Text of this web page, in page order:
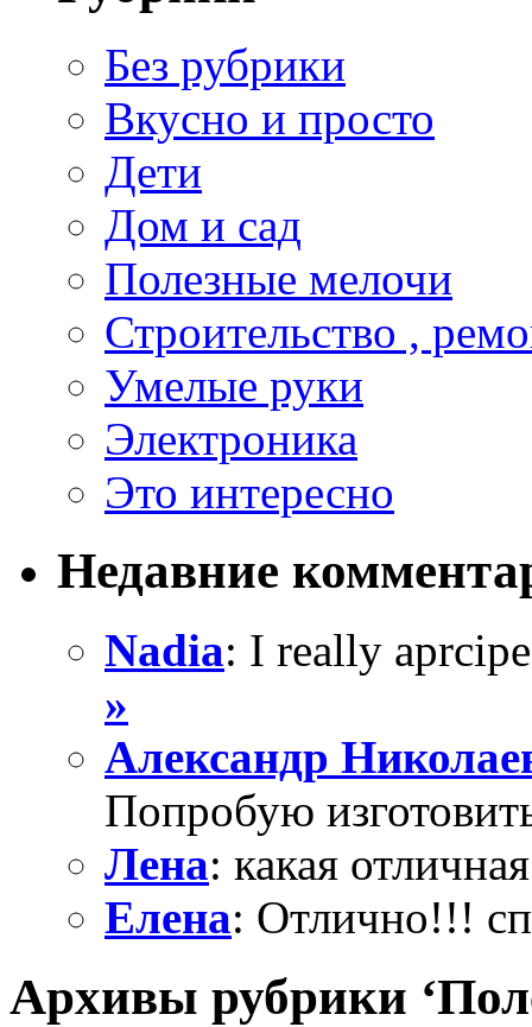
Без рубрики
Вкусно и просто
Дети
Дом и сад
Полезные мелочи
Строительство ,
Умелые руки
Электроника
Это интересно
Недавние
Nadia: I really
»
Александр
Попробую
Лена: какая
Елена: Отлично!!!
Архивы рубрики